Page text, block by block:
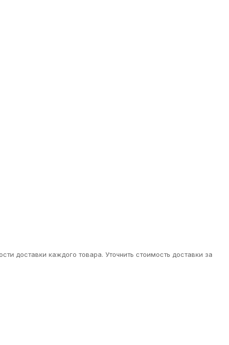
доставки каждого товара. Уточнить стоимость доставки за